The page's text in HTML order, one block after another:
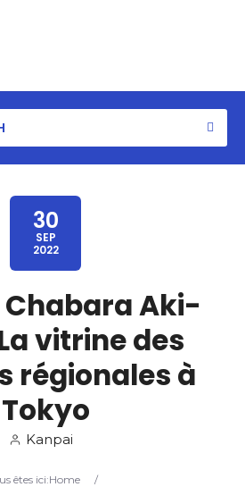
30
SEP
2022
Aki-
vitrine des
régionales à
Tokyo
Kanpai
êtes ici:Home
/